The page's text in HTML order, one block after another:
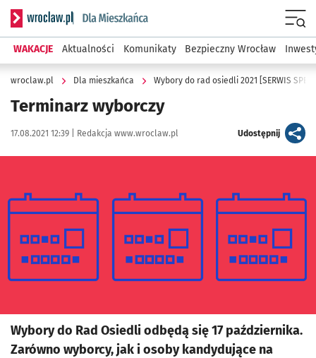
Serwis informacyjny wroclaw.pl podserwis: Dla mieszkańca
WAKACJE Aktualności Komunikaty Bezpieczny Wrocław
wroclaw.pl Dla mieszkańca Wybory do rad osiedli 2021 [SERWIS
Terminarz wyborczy
Data publikacji:
17.08.2021 12:39 | Autor:
Redakcja www.wroclaw.pl Udostępnijartykuł
Wybory do Rad Osiedli odbędą się 17 października.
Zarówno wyborcy, jak i osoby kandydujące na